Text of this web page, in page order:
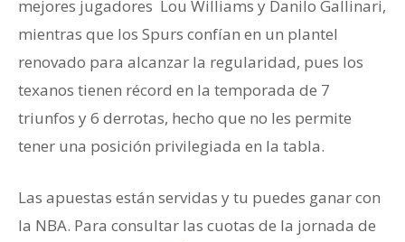
mejores jugadores Lou Williams y Danilo Gallinari,
mientras que los Spurs confían en un plantel
renovado para alcanzar la regularidad, pues los
texanos tienen récord en la temporada de 7
triunfos y 6 derrotas, hecho que no les permite
tener una posición privilegiada en la tabla.
Las apuestas están servidas y tu puedes ganar con
la NBA. Para consultar las cuotas de la jornada de